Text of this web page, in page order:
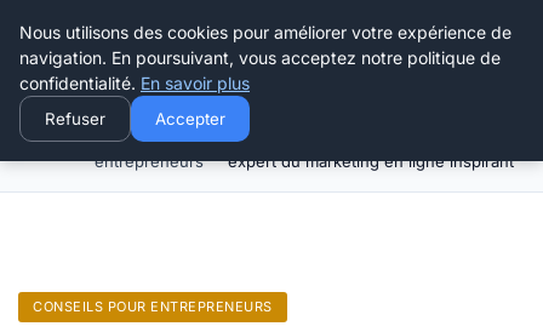
Henry Panky
Conseils pour
entrepreneurs
À la découverte de Pat Flynn : un
expert du marketing en ligne inspirant
CONSEILS POUR ENTREPRENEURS
Nous utilisons des cookies pour améliorer votre expérience de
navigation. En poursuivant, vous acceptez notre politique de
confidentialité. En savoir plus
Refuser Accepter